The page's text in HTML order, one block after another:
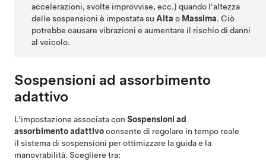
accelerazioni, svolte improvvise, ecc.) quando l'altezza
delle sospensioni è impostata su Alta o Massima. Ciò
potrebbe causare vibrazioni e aumentare il rischio di danni
al veicolo.
Sospensioni ad assorbimento
adattivo
L'impostazione associata con Sospensioni ad
assorbimento adattivoconsente di regolare in tempo reale
il sistema di sospensioni per ottimizzare la guida e la
manovrabilità. Scegliere tra: